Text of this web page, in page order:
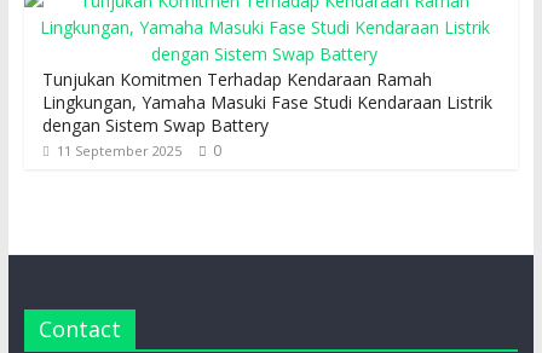
Tunjukan Komitmen Terhadap Kendaraan Ramah
Lingkungan, Yamaha Masuki Fase Studi Kendaraan Listrik
dengan Sistem Swap Battery
11 September 2025 0
Contact